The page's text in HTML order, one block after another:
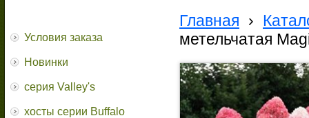
Условия заказа
Новинки
серия Valley's
хосты серии Buffalo
Главная ›
метельчатая